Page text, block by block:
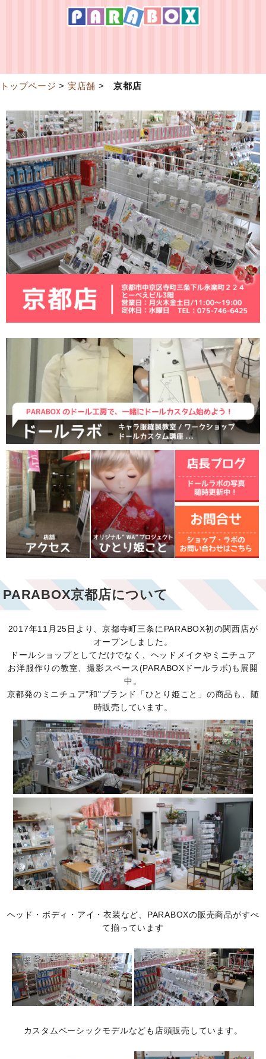
トップページ > 実店舗 >京都店
PARABOX京都店について
2017年11月25日より、京都寺町三条にPARABOX初の関西店が
オープンしました。
ドールショップとしてだけでなく、ヘッドメイクやミニチュア
お洋服作りの教室、撮影スペース(PARABOXドールラボ)も展開
中。
京都発のミニチュア"和"ブランド「ひとり姫こと」の商品も、随
時販売しています。
ヘッド・ボディ・アイ・衣装など、PARABOXの販売商品がすべ
て揃っています
カスタムベーシックモデルなども店頭販売しています。